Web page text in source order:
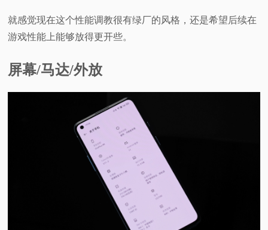
就感觉现在这个性能调教很有绿厂的风格，还是希望后续在
游戏性能上能够放得更开些。
屏幕/马达/外放